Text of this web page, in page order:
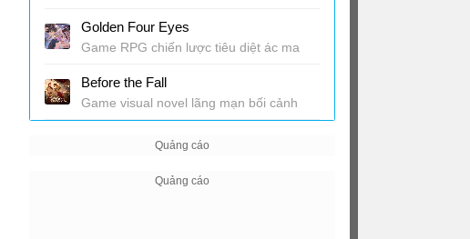
Golden Four Eyes
Game RPG chiến lược tiêu diệt ác ma
Before the Fall
Game visual novel lãng mạn bối cảnh
Hồng Kông